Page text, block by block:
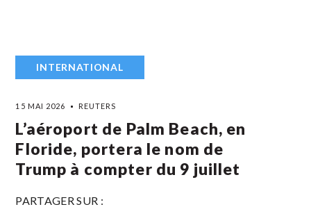
INTERNATIONAL
15 MAI 2026 REUTERS
L’aéroport de Palm Beach, en
Floride, portera le nom de
Trump à compter du 9 juillet
PARTAGER SUR :